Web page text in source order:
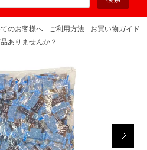
のお客様へ ご利用方法
お買い物ガイド
ありませんか？